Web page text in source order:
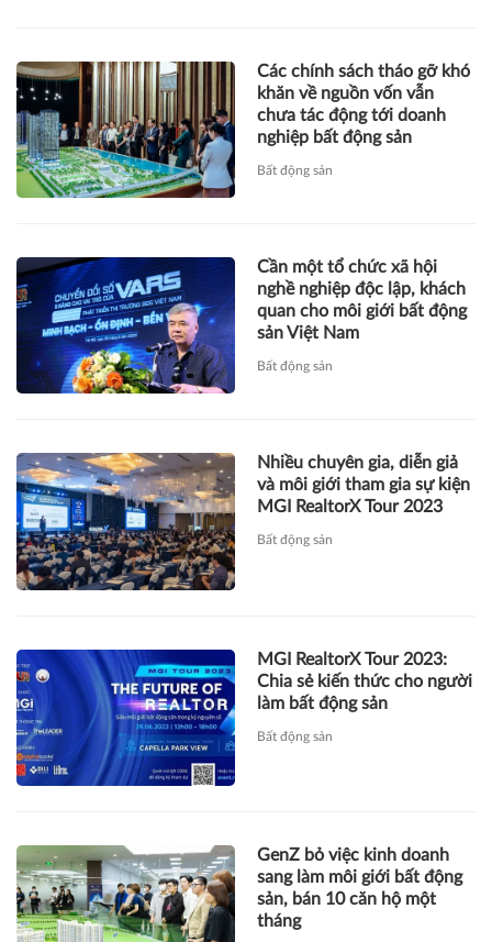
Các chính sách tháo gỡ khó
khăn về nguồn vốn vẫn
chưa tác động tới doanh
nghiệp bất động sản
Bất động sản
Cần một tổ chức xã hội
nghề nghiệp độc lập, khách
quan cho môi giới bất động
sản Việt Nam
Bất động sản
Nhiều chuyên gia, diễn giả
và môi giới tham gia sự kiện
MGI RealtorX Tour 2023
Bất động sản
MGI RealtorX Tour 2023:
Chia sẻ kiến thức cho người
làm bất động sản
Bất động sản
GenZ bỏ việc kinh doanh
sang làm môi giới bất động
sản, bán 10 căn hộ một
tháng